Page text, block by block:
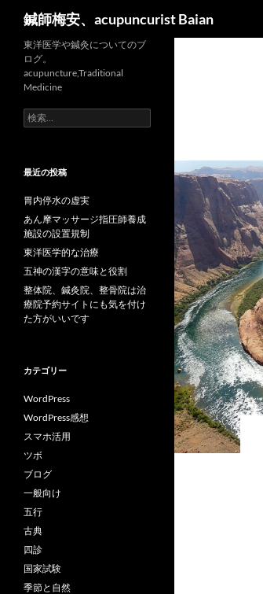
鍼師梅安、acupuncurist Baian
東洋医学や鍼灸についてのブ
ログ。
acupuncture,Traditional
Medicine
検
索:
最近の投稿
胃内停水の虚実
あん摩マッサージ指圧師養成
施設の設置規制
東洋医学的な治療
五神の漢字の意味と役割
整体院、鍼灸院、整骨院は治
療院予約サイトにも気を付け
た方がいいです
カテゴリー
WordPress
WordPress感想
スマホ活用
ツボ
ブログ
一般向け
五行
古典
四診
国家試験
季節と自然